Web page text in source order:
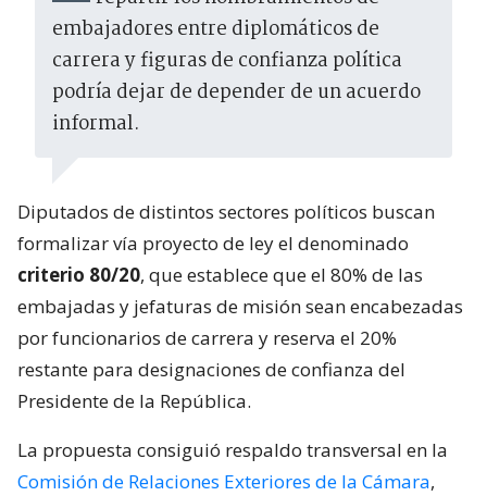
embajadores entre diplomáticos de
carrera y figuras de confianza política
podría dejar de depender de un acuerdo
informal.
Diputados de distintos sectores políticos buscan
formalizar vía proyecto de ley el denominado
criterio 80/20, que establece que el 80% de las
embajadas y jefaturas de misión sean encabezadas
por funcionarios de carrera y reserva el 20%
restante para designaciones de confianza del
Presidente de la República.
La propuesta consiguió respaldo transversal en la
Comisión de Relaciones Exteriores de la Cámara,